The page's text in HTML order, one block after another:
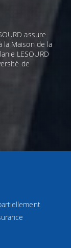
assure
la Maison de la
LESOURD
de